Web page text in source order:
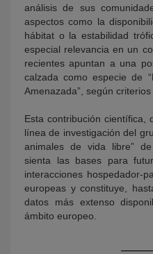
análisis de sus
aspectos como la
hábitat o la estabilidad
especial relevancia en un
recientes apuntan a una
calzada como especie de
Amenazada”, según criterios
Esta contribución científica,
línea de investigación del
animales de vida libre”
sienta las bases para
interacciones
europeas y constituye,
datos más extenso
ámbito europeo.